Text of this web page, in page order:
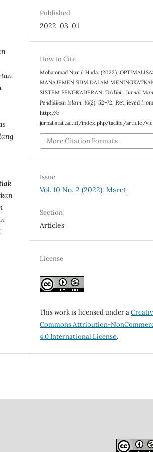
Published
2022-03-01
How to Cite
Mohammad Nurul Huda. (2022).
MANAJEMEN SDM DALAM
SISTEM PENGKADERAN.Ta’dibi : Jurnal
Pendidikan Islam,10(2), 52–72. Retrieved from
http://e-
jurnal.stail.ac.id/index.php/tadibi/article/
More Citation Formats
Issue
Vol. 10 No. 2 (2022): Maret
Section
Articles
License
This work is licensed under a
Commons Attribution-
4.0 International License.